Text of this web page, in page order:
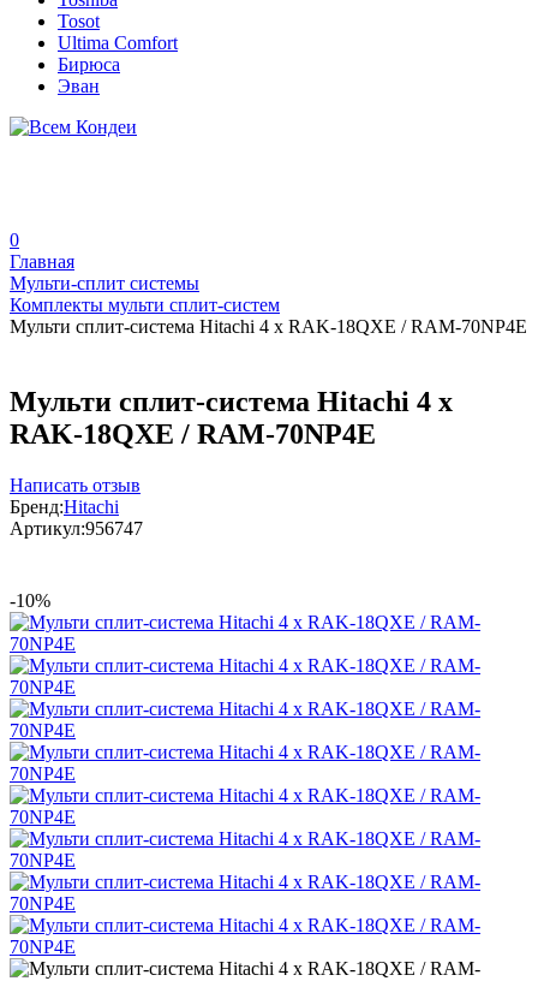
Tosot
Ultima Comfort
Бирюса
Эван
0
Главная
Мульти-сплит системы
Комплекты мульти сплит-систем
Мульти сплит-система Hitachi 4 x RAK-18QXE / RAM-70NP4E
Мульти сплит-система Hitachi 4 x
RAK-18QXE / RAM-70NP4E
Написать отзыв
Бренд:Hitachi
Артикул:956747
-10%